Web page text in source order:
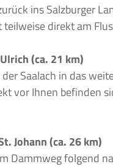
ins Salzburger
teilweise direkt am
(ca. 21 km)
Saalach in das
vor Ihnen befinden
Johann (ca. 26 km)
Dammweg folgend